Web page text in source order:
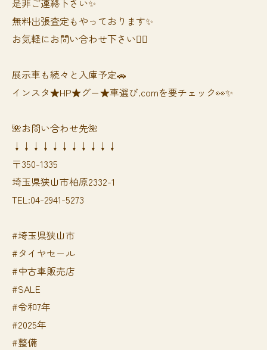
是非ご連絡下さい✨
無料出張査定もやっております✨
お気軽にお問い合わせ下さい🙆‍♀️
展示車も続々と入庫予定🚗
インスタ★HP★グー★車選び.comを要チェック👀✨
🌺お問い合わせ先🌺
↓↓↓↓↓↓↓↓↓↓↓
〒350-1335
埼玉県狭山市柏原2332-1
TEL:04-2941-5273
#埼玉県狭山市
#タイヤセール
#中古車販売店
#SALE
#令和7年
#2025年
#整備